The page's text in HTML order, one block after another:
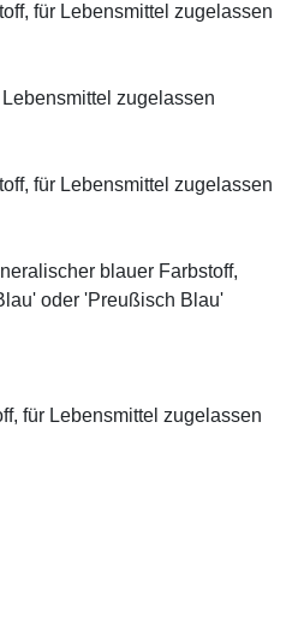
für Lebensmittel zugelassen
zugelassen
für Lebensmittel zugelassen
blauer Farbstoff,
oder 'Preußisch Blau'
für Lebensmittel zugelassen